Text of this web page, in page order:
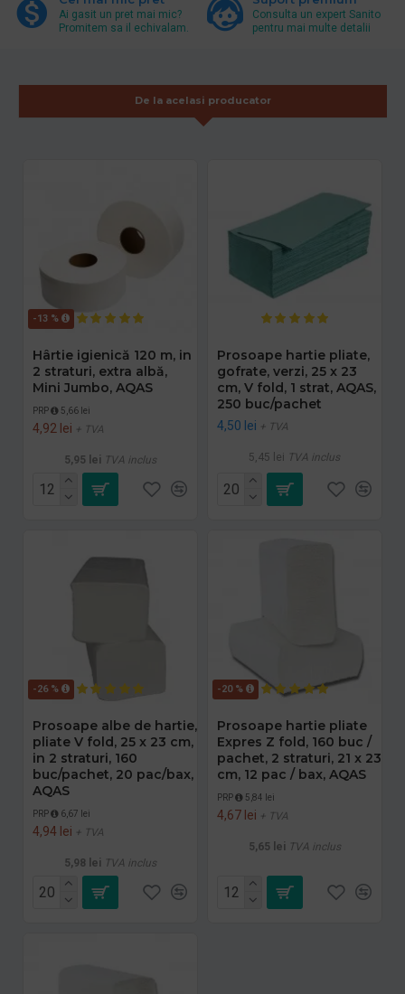
Ai gasit un pret mai mic?
Promitem sa il echivalam.
Consulta un expert Sanito
pentru mai multe detalii
De la acelasi producator
-13 %
Hârtie igienică 120 m, in
2 straturi, extra albă,
Mini Jumbo, AQAS
PRP 5,66 lei
4,92 lei + TVA
5,95 lei TVA inclus
Prosoape hartie pliate,
gofrate, verzi, 25 x 23
cm, V fold, 1 strat, AQAS,
250 buc/pachet
4,50 lei + TVA
5,45 lei TVA inclus
-26 %
Prosoape albe de hartie,
pliate V fold, 25 x 23 cm,
in 2 straturi, 160
buc/pachet, 20 pac/bax,
AQAS
PRP 6,67 lei
4,94 lei + TVA
5,98 lei TVA inclus
-20 %
Prosoape hartie pliate
Expres Z fold, 160 buc /
pachet, 2 straturi, 21 x 23
cm, 12 pac / bax, AQAS
PRP 5,84 lei
4,67 lei + TVA
5,65 lei TVA inclus